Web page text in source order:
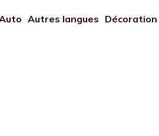
Autres langues Décoration